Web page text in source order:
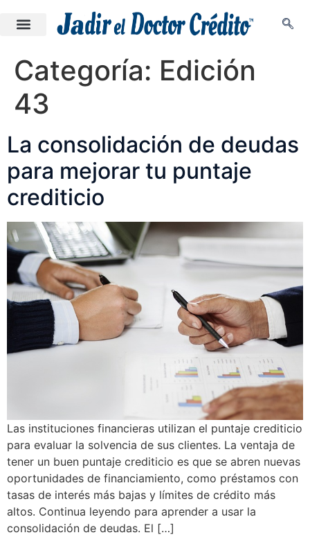
Categoría: Edición
43
La consolidación de deudas
para mejorar tu puntaje
crediticio
Las instituciones financieras utilizan el puntaje crediticio
para evaluar la solvencia de sus clientes. La ventaja de
tener un buen puntaje crediticio es que se abren nuevas
oportunidades de financiamiento, como préstamos con
tasas de interés más bajas y límites de crédito más
altos. Continua leyendo para aprender a usar la
consolidación de deudas. El […]